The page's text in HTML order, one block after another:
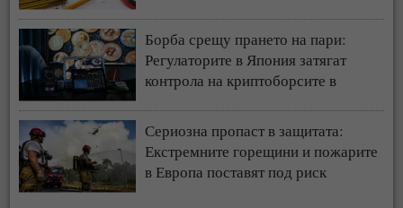
Борба срещу прането на пари:
Регулаторите в Япония затягат
контрола на криптоборсите в
Сериозна пропаст в защитата:
Екстремните горещини и пожарите
в Европа поставят под риск